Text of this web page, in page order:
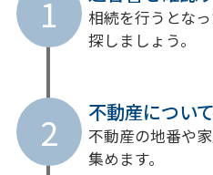
1
相続を行うとな
探しましょう。
2 不動産につい
不動産の地番や
集めます。